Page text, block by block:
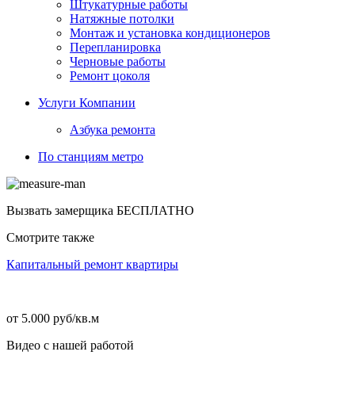
Штукатурные работы
Натяжные потолки
Монтаж и установка кондиционеров
Перепланировка
Черновые работы
Ремонт цоколя
Услуги Компании
Азбука ремонта
По станциям метро
Вызвать замерщика БЕСПЛАТНО
Смотрите также
Капитальный ремонт квартиры
от 5.000 руб/кв.м
Видео с нашей работой